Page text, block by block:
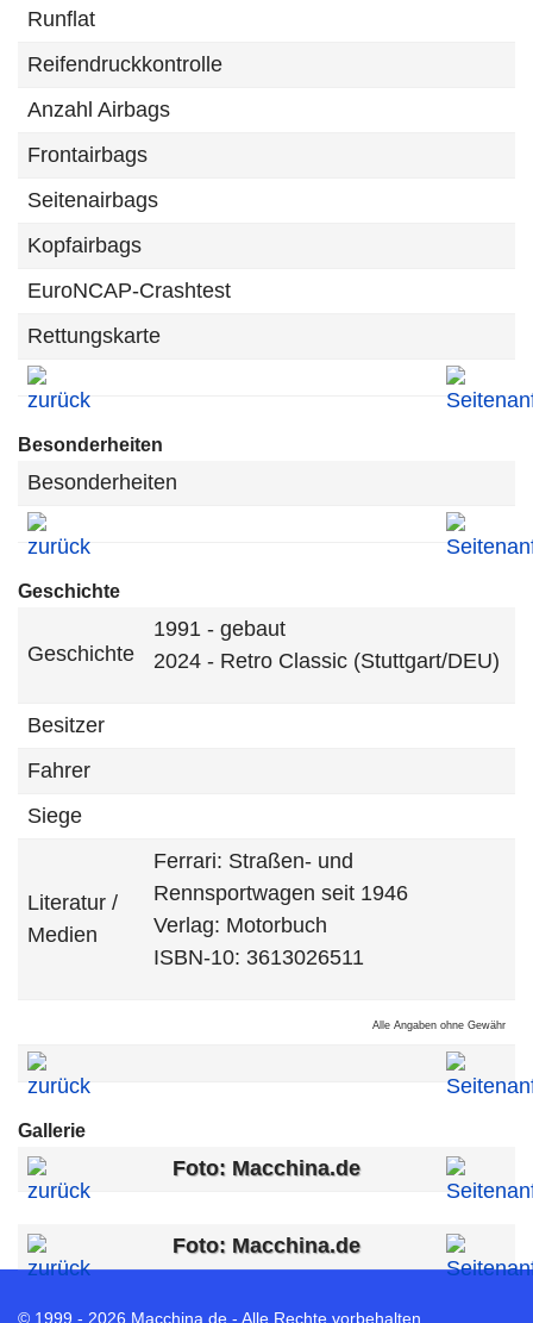
Runflat
Reifendruckkontrolle
Anzahl Airbags
Frontairbags
Seitenairbags
Kopfairbags
EuroNCAP-Crashtest
Rettungskarte
Besonderheiten
Besonderheiten
Geschichte
Geschichte
1991 - gebaut
2024 - Retro Classic (Stuttgart/DEU)
Besitzer
Fahrer
Siege
Literatur /
Medien
Ferrari: Straßen- und
Rennsportwagen seit 1946
Verlag: Motorbuch
ISBN-10: 3613026511
Alle Angaben ohne Gewähr
Gallerie
Foto: Macchina.de
Foto: Macchina.de
© 1999 - 2026 Macchina.de - Alle Rechte vorbehalten.